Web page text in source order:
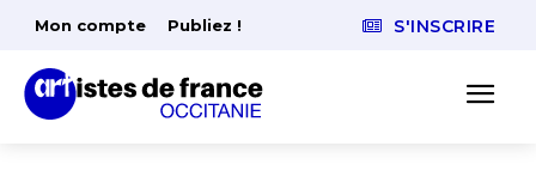
Mon compte Publiez ! S'INSCRIRE